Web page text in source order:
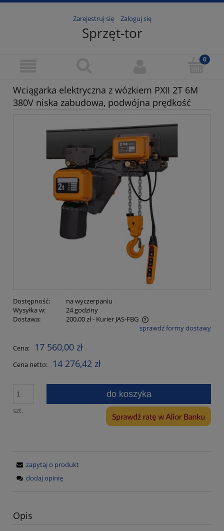
Zarejestruj się Zaloguj się
Sprzęt-tor
Wciągarka elektryczna z wózkiem PXII 2T 6M
380V niska zabudowa, podwójna prędkość
Dostępność:
na wyczerpaniu
Wysyłka w:
24 godziny
Dostawa:
200,00 zł- Kurier JAS-FBG
Cena nie zawiera ewentualnych kosztów płatnościsprawdź formy dostawy
Cena: 17 560,00 zł
Cena netto: 14 276,42 zł
szt.
do koszyka
zapytaj o produkt
dodaj opinię
Opis